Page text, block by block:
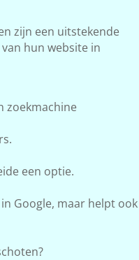
zijn een uitstekende
hun website in
zoekmachine
een optie.
Google, maar helpt ook